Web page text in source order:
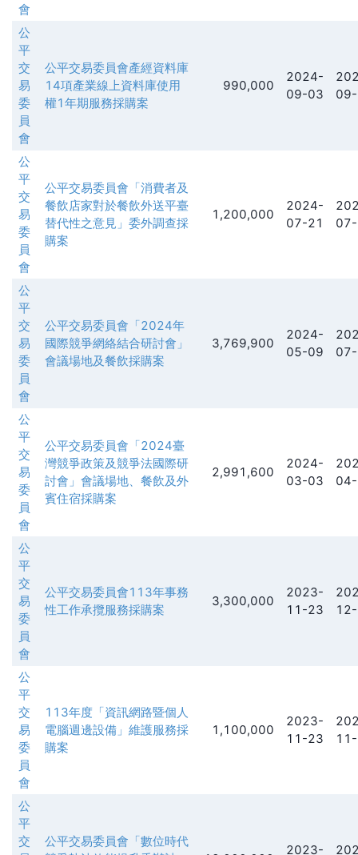
會
公
平
交
易
委
員
會
公平交易委員會產經資料庫
14項產業線上資料庫使用
權1年期服務採購案
990,000
2024-
09-03
公
平
交
易
委
員
會
公平交易委員會「消費者及
餐飲店家對於餐飲外送平臺
替代性之意見」委外調查採
購案
1,200,000
2024-
07-21
公
平
交
易
委
員
會
公平交易委員會「2024年
國際競爭網絡結合研討會」
會議場地及餐飲採購案
3,769,900
2024-
05-09
公
平
交
易
委
員
會
公平交易委員會「2024臺
灣競爭政策及競爭法國際研
討會」會議場地、餐飲及外
賓住宿採購案
2,991,600
2024-
03-03
公
平
交
易
委
員
會
公平交易委員會113年事務
性工作承攬服務採購案
3,300,000
2023-
11-23
公
平
交
易
委
員
會
113年度「資訊網路暨個人
電腦週邊設備」維護服務採
購案
1,100,000
2023-
11-23
公
平
交
公平交易委員會「數位時代
2023-